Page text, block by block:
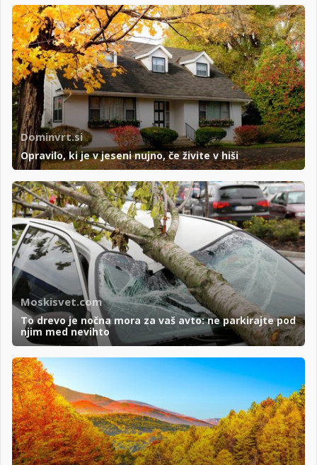
Dominvrt.si
Opravilo, ki je v jeseni nujno, če živite v hiši
Moskisvet.com
To drevo je nočna mora za vaš avto: ne parkirajte pod
njim med nevihto